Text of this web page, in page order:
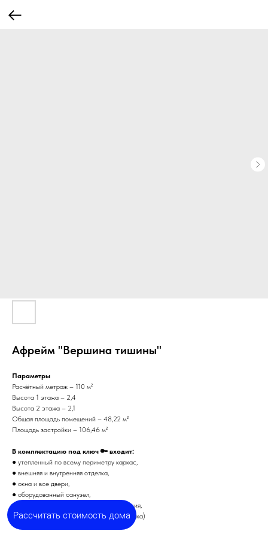
Афрейм "Вершина тишины"
Параметры
Расчётный метраж – 110 м²
Высота 1 этажа – 2,4
Высота 2 этажа – 2,1
Общая площадь помещений – 48,22 м²
Площадь застройки – 106,46 м²
В комплектацию под ключ 🔑 входит:
● утепленный по всему периметру каркас,
● внешняя и внутренняя отделка,
● окна и все двери,
● оборудованный санузел,
● все вводы и выводы - вода и канализация,
● инженерные сети (отопление и электрика)
Рассчитать стоимость дома